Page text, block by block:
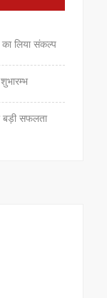
लिया संकल्प
सफलता